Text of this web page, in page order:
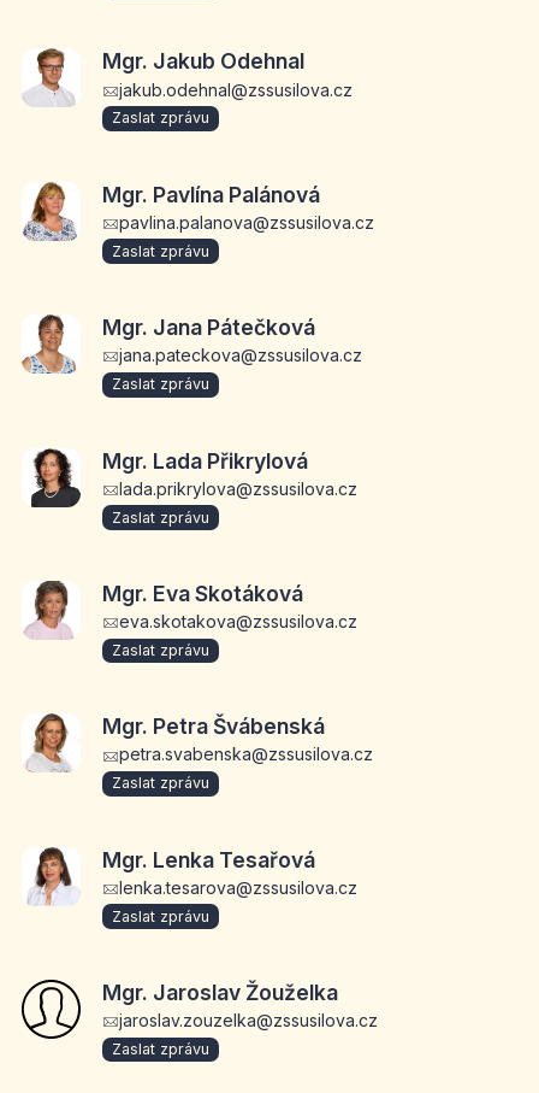
Mgr. Jakub Odehnal
jakub.odehnal@zssusilova.cz
Zaslat zprávu
Mgr. Pavlína Palánová
pavlina.palanova@zssusilova.cz
Zaslat zprávu
Mgr. Jana Pátečková
jana.pateckova@zssusilova.cz
Zaslat zprávu
Mgr. Lada Přikrylová
lada.prikrylova@zssusilova.cz
Zaslat zprávu
Mgr. Eva Skotáková
eva.skotakova@zssusilova.cz
Zaslat zprávu
Mgr. Petra Švábenská
petra.svabenska@zssusilova.cz
Zaslat zprávu
Mgr. Lenka Tesařová
lenka.tesarova@zssusilova.cz
Zaslat zprávu
Mgr. Jaroslav Žouželka
jaroslav.zouzelka@zssusilova.cz
Zaslat zprávu